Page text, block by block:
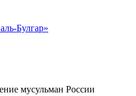
Булгар»
мусульман России